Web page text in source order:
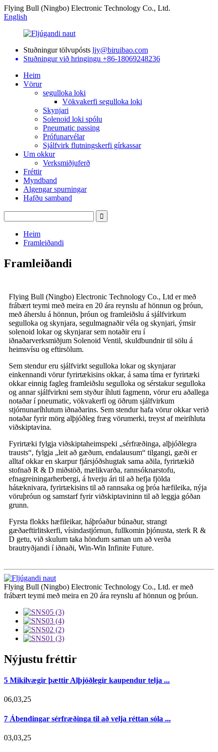
Flying Bull (Ningbo) Electronic Technology Co., Ltd.
English
Stuðningur tölvupósts ljy@biruibao.com
Stuðningur við hringingu +86-18069248236
Heim
Vörur
segulloka loki
Vökvakerfi segulloka loki
Skynjari
Solenoid loki spólu
Pneumatic passing
Prófunarvélar
Sjálfvirk flutningskerfi gírkassar
Um okkur
Verksmiðjuferð
Fréttir
Myndband
Algengar spurningar
Hafðu samband
Heim
Framleiðandi
Framleiðandi
Flying Bull (Ningbo) Electronic Technology Co., Ltd er með
frábært teymi með meira en 20 ára reynslu af hönnun og þróun,
með áherslu á hönnun, þróun og framleiðslu á sjálfvirkum
segulloka og skynjara, segulmagnaðir véla og skynjari, ýmsir
solenoid lokar og skynjarar sem notaðir eru í
iðnaðarverksmiðjum Solenoid Ventil, skuldbundnir til sölu á
heimsvísu og eftirsölum.
Sem stendur eru sjálfvirkt segulloka lokar og skynjarar
einkennandi vörur fyrirtækisins okkar, á sama tíma er fyrirtæki
okkar einnig fagleg framleiðslu segulloka og sérstakur segulloka
og annar sjálfvirkni sem styður íhluti fagmenn, vörur eru aðallega
notaðar í pneumatic, vökvakerfi og öðrum sjálfvirkum
stjórnunaríhlutum iðnaðarins. Sem stendur hafa vörur okkar verið
notaðar fyrir mörg alþjóðleg fræg vörumerki, treyst af meirihluta
viðskiptavina.
Fyrirtæki fylgja viðskiptaheimspeki „sérfræðinga, alþjóðlegra
trausts“, fylgja „leit að gæðum, endalausum“ tilgangi, gæði er
alltaf okkar en skarpur fjársjóðshugtak sama aðila, fyrirtækið
stofnað R & D miðstöð, mælikvarða, rannsóknarstofu,
efnagreiningarherbergi, á hverju ári til að hefja fjölda
hátæknivara, fyrirtækisins til að rannsaka og þróa hæfileika, nýja
vöruþróun og samstarf fyrir viðskiptavininn til að leggja góðan
grunn.
Fyrsta flokks hæfileikar, háþróaður búnaður, strangt
gæðaeftirlitskerfi, vísindastjórnun, fullkomin þjónusta, sterk R &
D getu, við skulum taka höndum saman um að verða
brautryðjandi í iðnaði, Win-Win Infinite Future.
Flying Bull (Ningbo) Electronic Technology Co., Ltd. er með
frábært teymi með meira en 20 ára reynslu af hönnun og þróun.
Nýjustu fréttir
5 Mikilvægir þættir Alþjóðlegir kaupendur telja ...
06,03,25
7 Ábendingar sérfræðinga til að velja réttan sóla ...
03,03,25